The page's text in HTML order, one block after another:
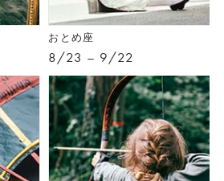
おとめ座
8/23 – 9/22